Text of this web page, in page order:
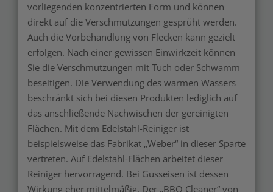
vorliegenden konzentrierten Form und können
direkt auf die Verschmutzungen gesprüht werden.
Auch die Vorbehandlung von Flecken kann gezielt
erfolgen. Nach einer gewissen Einwirkzeit können
Sie die Verschmutzungen mit Tuch oder Schwamm
beseitigen. Die Verwendung des warmen Wassers
beschränkt sich bei diesen Produkten lediglich auf
das anschließende Nachwischen der gereinigten
Flächen. Mit dem Edelstahl-Reiniger ist
beispielsweise das Fabrikat „Weber“ in dieser Sparte
vertreten. Auf Edelstahl-Flächen arbeitet dieser
Reiniger hervorragend. Bei Gusseisen ist dessen
Wirkung eher mittelmäßig. Der „BBQ Cleaner“ von